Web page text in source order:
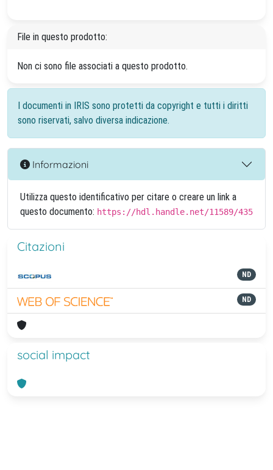
File in questo prodotto:
Non ci sono file associati a questo prodotto.
I documenti in IRIS sono protetti da copyright e tutti i diritti
sono riservati, salvo diversa indicazione.
Informazioni
Utilizza questo identificativo per citare o creare un link a
questo documento: https://hdl.handle.net/11589/435
Citazioni
ND
ND
social impact